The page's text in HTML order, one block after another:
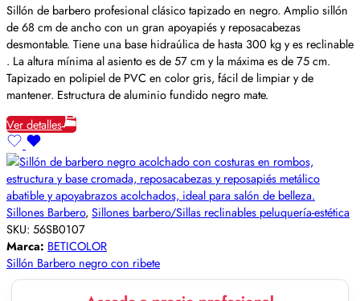
Sillón de barbero profesional clásico tapizado en negro. Amplio sillón
de 68 cm de ancho con un gran apoyapiés y reposacabezas
desmontable. Tiene una base hidraúlica de hasta 300 kg y es reclinable
. La altura mínima al asiento es de 57 cm y la máxima es de 75 cm.
Tapizado en polipiel de PVC en color gris, fácil de limpiar y de
mantener. Estructura de aluminio fundido negro mate.
Ver detalles
Sillones Barbero, Sillones barbero/Sillas reclinables peluquería-estética
SKU: 56SB0107
Marca: BETICOLOR
Sillón Barbero negro con ribete